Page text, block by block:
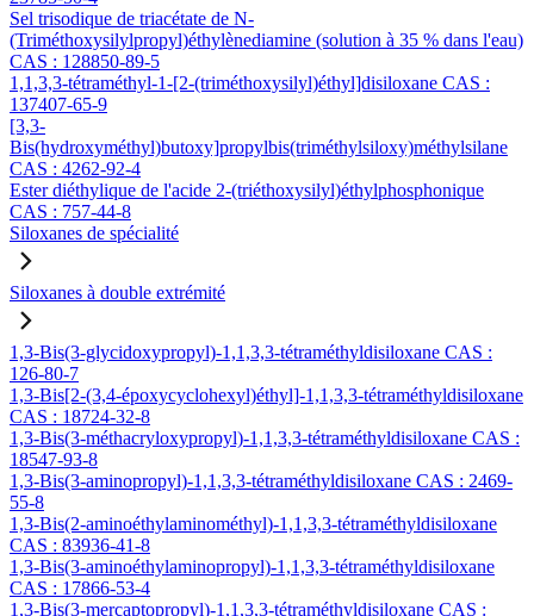
Sel trisodique de triacétate de N-
(Triméthoxysilylpropyl)éthylènediamine (solution à 35 % dans l'eau)
CAS : 128850-89-5
1,1,3,3-tétraméthyl-1-[2-(triméthoxysilyl)éthyl]disiloxane CAS :
137407-65-9
[3,3-
Bis(hydroxyméthyl)butoxy]propylbis(triméthylsiloxy)méthylsilane
CAS : 4262-92-4
Ester diéthylique de l'acide 2-(triéthoxysilyl)éthylphosphonique
CAS : 757-44-8
Siloxanes de spécialité
Siloxanes à double extrémité
1,3-Bis(3-glycidoxypropyl)-1,1,3,3-tétraméthyldisiloxane CAS :
126-80-7
1,3-Bis[2-(3,4-époxycyclohexyl)éthyl]-1,1,3,3-tétraméthyldisiloxane
CAS : 18724-32-8
1,3-Bis(3-méthacryloxypropyl)-1,1,3,3-tétraméthyldisiloxane CAS :
18547-93-8
1,3-Bis(3-aminopropyl)-1,1,3,3-tétraméthyldisiloxane CAS : 2469-
55-8
1,3-Bis(2-aminoéthylaminométhyl)-1,1,3,3-tétraméthyldisiloxane
CAS : 83936-41-8
1,3-Bis(3-aminoéthylaminopropyl)-1,1,3,3-tétraméthyldisiloxane
CAS : 17866-53-4
1,3-Bis(3-mercaptopropyl)-1,1,3,3-tétraméthyldisiloxane CAS :